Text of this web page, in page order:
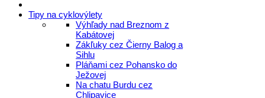
Tipy na cyklovýlety
Výhľady nad Breznom z
Kabátovej
Zákľuky cez Čierny Balog a
Sihlu
Pláňami cez Pohansko do
Ježovej
Na chatu Burdu cez
Chlipavice